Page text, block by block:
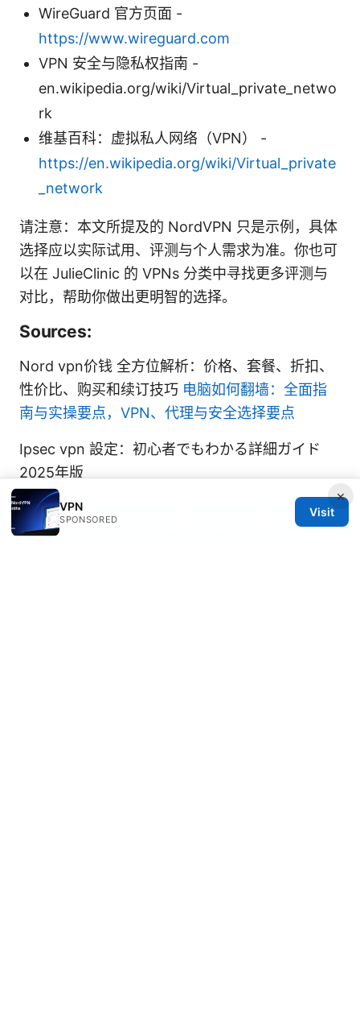
WireGuard 官方页面 -
https://www.wireguard.com
VPN 安全与隐私权指南 -
en.wikipedia.org/wiki/Virtual_private_netwo
rk
维基百科：虚拟私人网络（VPN） -
https://en.wikipedia.org/wiki/Virtual_private
_network
请注意：本文所提及的 NordVPN 只是示例，具体
选择应以实际试用、评测与个人需求为准。你也可
以在 JulieClinic 的 VPNs 分类中寻找更多评测与
对比，帮助你做出更明智的选择。
Sources:
Nord vpn价钱 全方位解析：价格、套餐、折扣、
性价比、购买和续订技巧 电脑如何翻墙：全面指
南与实操要点，VPN、代理与安全选择要点
Ipsec vpn 設定：初心者でもわかる詳細ガイド
2025年版
Hotel wi fi blocking your vpn heres how to fix
it fast: A Practical Guide to Bypass Hotel Wi‑Fi
×
VPN
SPONSORED
Visit